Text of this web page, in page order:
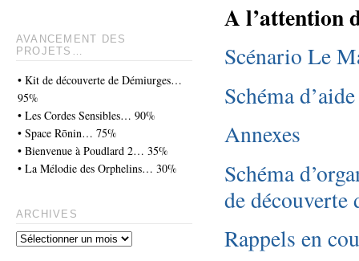
A l’attention
Scénario Le
Schéma
Annexes
Schéma
de découverte
Rappels en
AVANCEMENT DES
PROJETS…
• Kit de découverte de Démiurges…
95%
• Les Cordes Sensibles… 90%
• Space Rōnin… 75%
• Bienvenue à Poudlard 2… 35%
• La Mélodie des Orphelins… 30%
ARCHIVES